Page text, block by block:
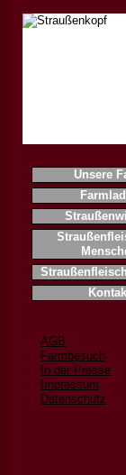
Unsere
AGB
Farmbesuch
In der Presse
Impressum
Datenschutz